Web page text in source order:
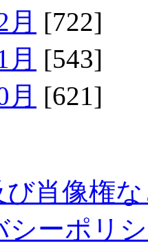
月 [722]
月 [543]
月 [621]
び肖像権
シーポリ